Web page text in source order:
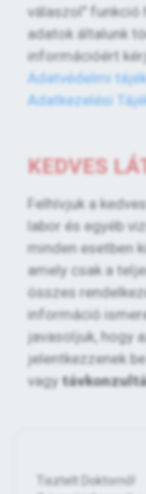
válaszol" funkció
adatok általunk
információért
Adatvédelmi
Adatkezelési
KEDVES
Felhívjuk a
labor és egyéb
minden esetben
amely csak a
összes
információ
javasoljuk, hogy
jelentkezzenek
vagy
Tisztelt Doktornő!